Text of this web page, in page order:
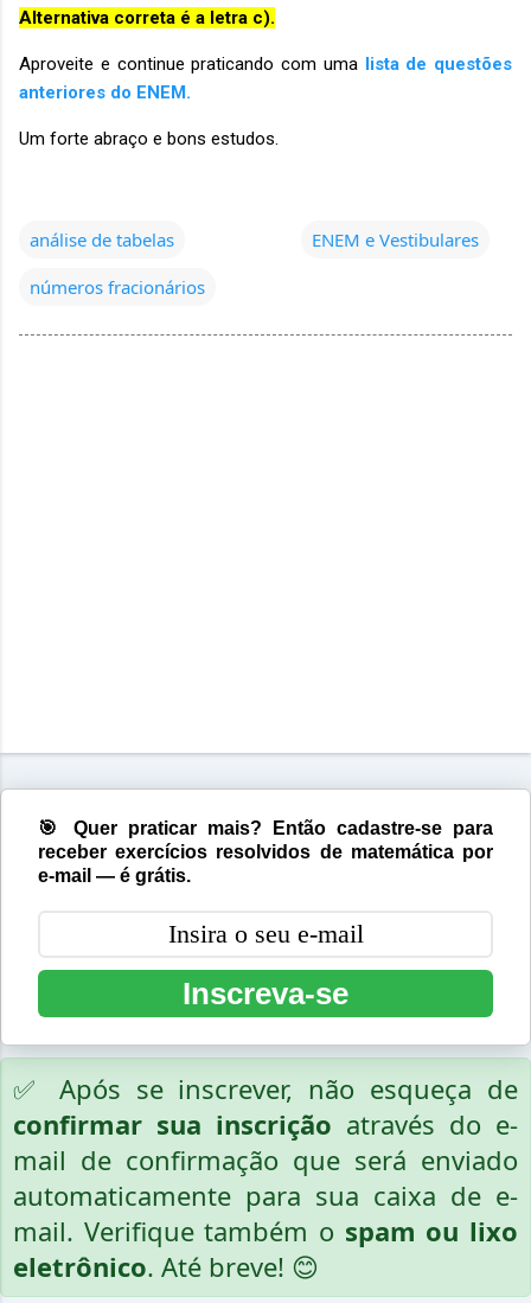
Alternativa correta é a letra c).
Aproveite e continue praticando com uma lista de questões
anteriores do ENEM.
Um forte abraço e bons estudos.
análise de tabelas
ENEM e Vestibulares
números fracionários
🎯 Quer praticar mais? Então cadastre-se para
receber exercícios resolvidos de matemática por
e-mail — é grátis.
Inscreva-se
✅ Após se inscrever, não esqueça de
confirmar sua inscrição através do e-
mail de confirmação que será enviado
automaticamente para sua caixa de e-
mail. Verifique também o spam ou lixo
eletrônico. Até breve! 😊